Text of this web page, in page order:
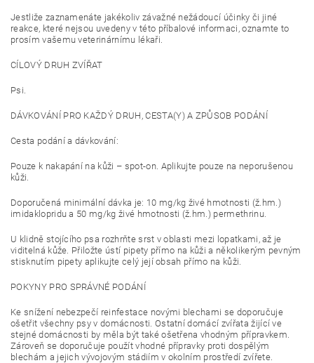
Jestliže zaznamenáte jakékoliv závažné nežádoucí účinky či jiné
reakce, které nejsou uvedeny v této příbalové informaci, oznamte to
prosím vašemu veterinárnímu lékaři.
CÍLOVÝ DRUH ZVÍŘAT
Psi.
DÁVKOVÁNÍ PRO KAŽDÝ DRUH, CESTA(Y) A ZPŮSOB PODÁNÍ
Cesta podání a dávkování:
Pouze k nakapání na kůži – spot-on. Aplikujte pouze na neporušenou
kůži.
Doporučená minimální dávka je: 10 mg/kg živé hmotnosti (ž.hm.)
imidaklopridu a 50 mg/kg živé hmotnosti (ž.hm.) permethrinu.
U klidně stojícího psa rozhrňte srst v oblasti mezi lopatkami, až je
viditelná kůže. Přiložte ústí pipety přímo na kůži a několikerým pevným
stisknutím pipety aplikujte celý její obsah přímo na kůži.
POKYNY PRO SPRÁVNÉ PODÁNÍ
Ke snížení nebezpečí reinfestace novými blechami se doporučuje
ošetřit všechny psy v domácnosti. Ostatní domácí zvířata žijící ve
stejné domácnosti by měla být také ošetřena vhodným přípravkem.
Zároveň se doporučuje použít vhodné přípravky proti dospělým
blechám a jejich vývojovým stádiím v okolním prostředí zvířete.